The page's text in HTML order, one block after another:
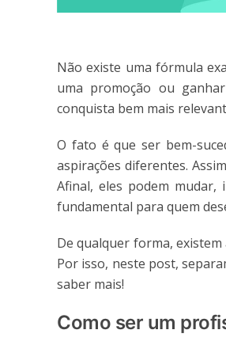
Não existe uma fórmula
uma promoção ou
conquista bem mais
O fato é que ser bem-
aspirações diferentes.
Afinal, eles podem mudar,
fundamental para quem
De qualquer forma,
Por isso, neste post,
saber mais!
Como ser um